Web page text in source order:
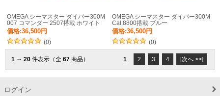
OMEGA シーマスター ダイバー300M
007 コマンダー 2507搭載 ホワイト
価格:36,500円
(0)
OMEGA シーマスター ダイバー300M
Cal.8800搭載 ブルー
価格:36,500円
(0)
1 ～ 20 件表示（全 67 商品） 1 2 3 4 [次へ >>]
ログイン